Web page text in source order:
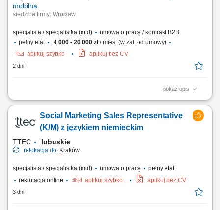
mobilna
siedziba firmy: Wrocław
specjalista / specjalistka (mid)
umowa o pracę / kontrakt B2B
pełny etat
4 000 - 20 000 zł/ mies. (w zal. od umowy)
aplikuj szybko
aplikuj bez CV
2 dni
pokaż opis
Opis stanowiska: Aktywne pozyskiwanie klientów z rynku B2B oraz
rozwój sprzedaży usług transportowych. Prowadzenie pełnego procesu
sprzedażowego – od pierwszego kontaktu po finalizację umowy.
Budowanie długofalowych relacji z klientami oraz partnerami
Social Marketing Sales Representative
(K/M) z językiem niemieckim
TTEC lubuskie
relokacja do: Kraków
specjalista / specjalistka (mid) umowa o pracę
pełny etat
rekrutacja online
aplikuj szybko aplikuj bez CV
3 dni